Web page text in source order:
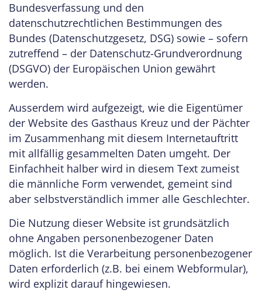
Bundesverfassung und den
datenschutzrechtlichen Bestimmungen des
Bundes (Datenschutzgesetz, DSG) sowie – sofern
zutreffend – der Datenschutz-Grundverordnung
(DSGVO) der Europäischen Union gewährt
werden.
Ausserdem wird aufgezeigt, wie die Eigentümer
der Website des Gasthaus Kreuz und der Pächter
im Zusammenhang mit diesem Internetauftritt
mit allfällig gesammelten Daten umgeht. Der
Einfachheit halber wird in diesem Text zumeist
die männliche Form verwendet, gemeint sind
aber selbstverständlich immer alle Geschlechter.
Die Nutzung dieser Website ist grundsätzlich
ohne Angaben personenbezogener Daten
möglich. Ist die Verarbeitung personenbezogener
Daten erforderlich (z.B. bei einem Webformular),
wird explizit darauf hingewiesen.